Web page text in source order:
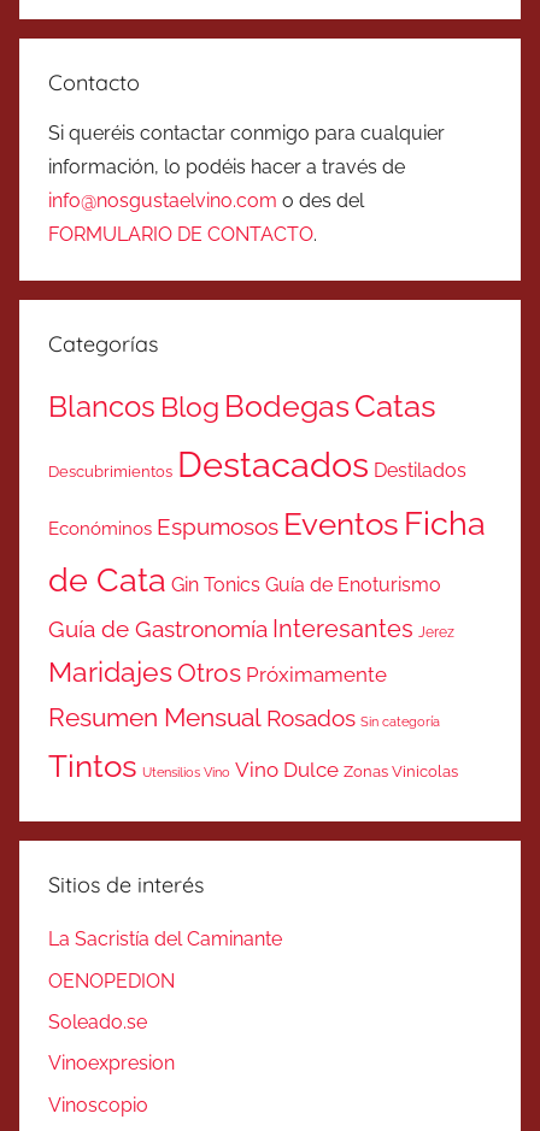
Contacto
Si queréis contactar conmigo para cualquier
información, lo podéis hacer a través de
info@nosgustaelvino.com o des del
FORMULARIO DE CONTACTO.
Categorías
Blancos Blog BodegasCatas
Descubrimientos Destacados Destilados
Económinos Espumosos Eventos Ficha
de Cata Gin Tonics Guía de Enoturismo
Guía de Gastronomía Interesantes Jerez
MaridajesOtros Próximamente
Resumen Mensual Rosados Sin categoría
Tintos Utensilios Vino Vino Dulce Zonas Vinicolas
Sitios de interés
La Sacristía del Caminante
OENOPEDION
Soleado.se
Vinoexpresion
Vinoscopio